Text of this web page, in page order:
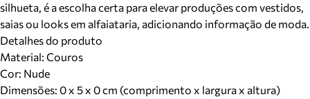
silhueta, é a escolha certa para elevar produções com vestidos,
saias ou looks em alfaiataria, adicionando informação de moda.
Detalhes do produto
Material: Couros
Cor: Nude
Dimensões: 0 x 5 x 0 cm (comprimento x largura x altura)